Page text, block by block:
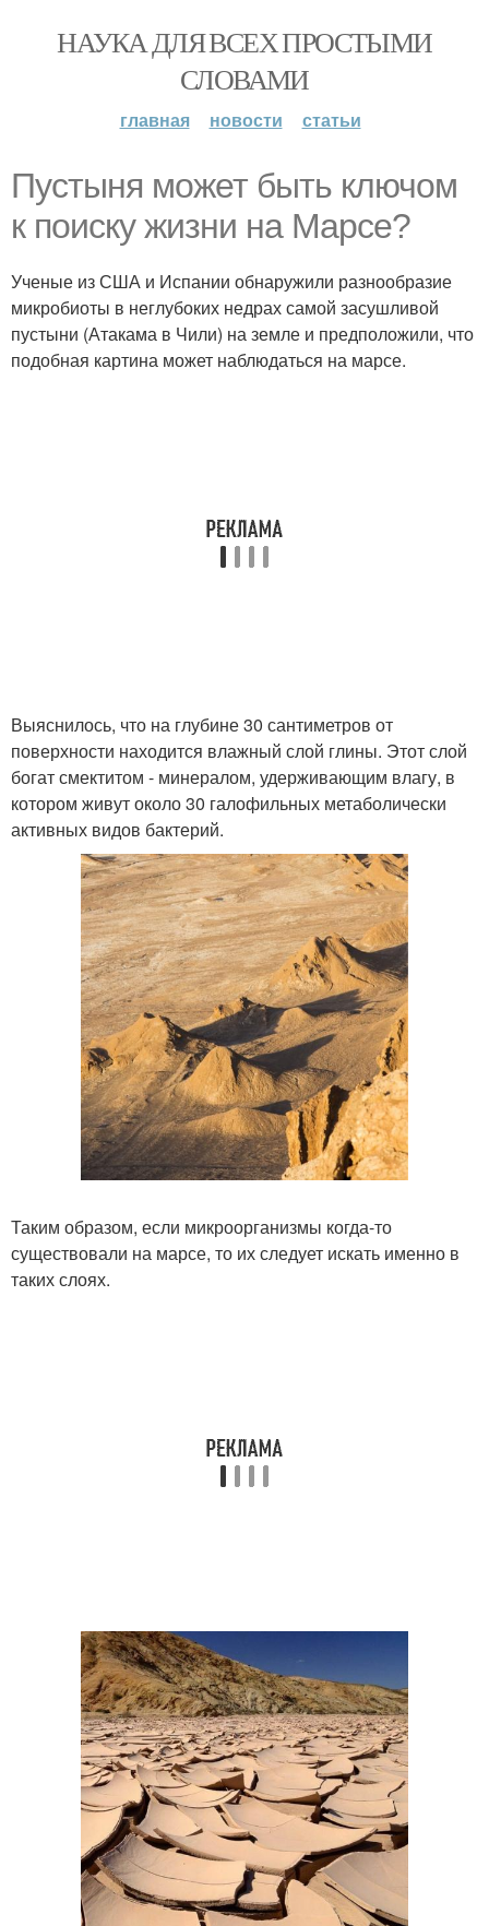
НАУКА ДЛЯ ВСЕХ ПРОСТЫМИ
СЛОВАМИ
главная новости статьи
Пустыня может быть ключом
к поиску жизни на Марсе?
Ученые из США и Испании обнаружили разнообразие
микробиоты в неглубоких недрах самой засушливой
пустыни (Атакама в Чили) на земле и предположили, что
подобная картина может наблюдаться на марсе.
Выяснилось, что на глубине 30 сантиметров от
поверхности находится влажный слой глины. Этот слой
богат смектитом - минералом, удерживающим влагу, в
котором живут около 30 галофильных метаболически
активных видов бактерий.
Таким образом, если микроорганизмы когда-то
существовали на марсе, то их следует искать именно в
таких слоях.